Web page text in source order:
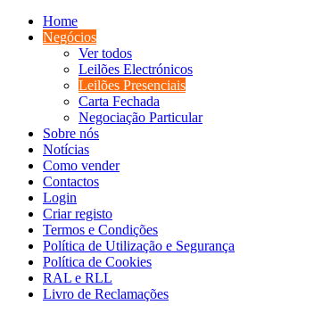
Home
Negócios
Ver todos
Leilões Electrónicos
Leilões Presenciais
Carta Fechada
Negociação Particular
Sobre nós
Notícias
Como vender
Contactos
Login
Criar registo
Termos e Condições
Política de Utilização e Segurança
Política de Cookies
RAL e RLL
Livro de Reclamações